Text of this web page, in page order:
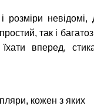
розміри невідомі,
так і
вперед,
кожен з яких